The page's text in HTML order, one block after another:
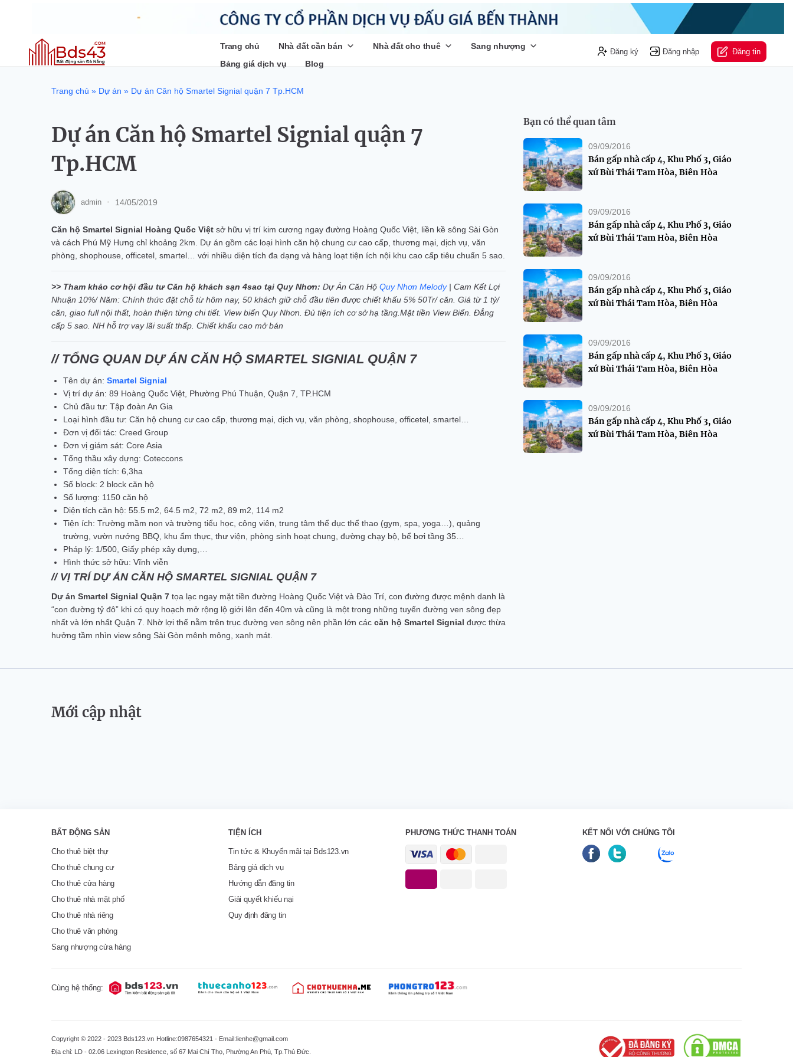
Trang chủ Nhà đất cần bán Nhà đất cho thuê
Sang nhượng
Bảng giá dịch vụ
Blog
Đăng ký Đăng nhập Đăng tin
Trang chủ » Dự án » Dự án Căn hộ Smartel Signial quận 7 Tp.HCM
Dự án Căn hộ Smartel Signial quận 7
Tp.HCM
admin 14/05/2019
Căn hộ Smartel Signial Hoàng Quốc Việt sở hữu vị trí kim cương ngay đường Hoàng Quốc Việt, liền kề sông Sài Gòn
và cách Phú Mỹ Hưng chỉ khoảng 2km. Dự án gồm các loại hình căn hộ chung cư cao cấp, thương mại, dịch vụ, văn
phòng, shophouse, officetel, smartel… với nhiều diện tích đa dạng và hàng loạt tiện ích nội khu cao cấp tiêu chuẩn 5 sao.
>> Tham khảo cơ hội đầu tư Căn hộ khách sạn 4sao tại Quy Nhơn: Dự Án Căn Hộ Quy Nhơn Melody| Cam Kết Lợi
Nhuận 10%/ Năm‎: Chính thức đặt chỗ từ hôm nay, 50 khách giữ chỗ đầu tiên được chiết khấu 5% 50Tr/ căn. Giá từ 1 tỷ/
căn, giao full nội thất, hoàn thiện từng chi tiết. View biển Quy Nhơn. Đủ tiện ích cơ sở hạ tầng.Mặt tiền View Biển. Đẳng
cấp 5 sao. NH hỗ trợ vay lãi suất thấp. Chiết khấu cao mở bán
// TỔNG QUAN DỰ ÁN CĂN HỘ SMARTEL SIGNIAL QUẬN 7
Tên dự án: Smartel Signial
Vị trí dự án: 89 Hoàng Quốc Việt, Phường Phú Thuận, Quận 7, TP.HCM
Chủ đầu tư: Tập đoàn An Gia
Loại hình đầu tư: Căn hộ chung cư cao cấp, thương mại, dịch vụ, văn phòng, shophouse, officetel, smartel…
Đơn vị đối tác: Creed Group
Đơn vị giám sát: Core Asia
Tổng thầu xây dựng: Coteccons
Tổng diện tích: 6,3ha
Số block: 2 block căn hộ
Số lượng: 1150 căn hộ
Diện tích căn hộ: 55.5 m2, 64.5 m2, 72 m2, 89 m2, 114 m2
Tiện ích: Trường mầm non và trường tiểu học, công viên, trung tâm thể dục thể thao (gym, spa, yoga…), quảng
trường, vườn nướng BBQ, khu ẩm thực, thư viện, phòng sinh hoạt chung, đường chạy bộ, bể bơi tầng 35…
Pháp lý: 1/500, Giấy phép xây dựng,…
Hình thức sở hữu: Vĩnh viễn
// VỊ TRÍ DỰ ÁN CĂN HỘ SMARTEL SIGNIAL QUẬN 7
Dự án Smartel Signial Quận 7 tọa lạc ngay mặt tiền đường Hoàng Quốc Việt và Đào Trí, con đường được mệnh danh là
“con đường tỷ đô” khi có quy hoạch mở rộng lộ giới lên đến 40m và cũng là một trong những tuyến đường ven sông đẹp
nhất và lớn nhất Quận 7. Nhờ lợi thế nằm trên trục đường ven sông nên phần lớn các căn hộ Smartel Signial được thừa
hưởng tầm nhìn view sông Sài Gòn mênh mông, xanh mát.
Bạn có thể quan tâm
09/09/2016
Bán gấp nhà cấp 4, Khu Phố 3, Giáo
xứ Bùi Thái Tam Hòa, Biên Hòa
09/09/2016
Bán gấp nhà cấp 4, Khu Phố 3, Giáo
xứ Bùi Thái Tam Hòa, Biên Hòa
09/09/2016
Bán gấp nhà cấp 4, Khu Phố 3, Giáo
xứ Bùi Thái Tam Hòa, Biên Hòa
09/09/2016
Bán gấp nhà cấp 4, Khu Phố 3, Giáo
xứ Bùi Thái Tam Hòa, Biên Hòa
09/09/2016
Bán gấp nhà cấp 4, Khu Phố 3, Giáo
xứ Bùi Thái Tam Hòa, Biên Hòa
Mới cập nhật
BẤT ĐỘNG SẢN
Cho thuê biệt thự
Cho thuê chung cư
Cho thuê cửa hàng
Cho thuê nhà mặt phố
Cho thuê nhà riêng
Cho thuê văn phòng
Sang nhượng cửa hàng
TIỆN ÍCH
Tin tức & Khuyến mãi tại Bds123.vn
Bảng giá dịch vụ
Hướng dẫn đăng tin
Giải quyết khiếu nại
Quy định đăng tin
PHƯƠNG THỨC THANH TOÁN KẾT NỐI VỚI CHÚNG TÔI
Cùng hệ thống:
Copyright © 2022 - 2023 Bds123.vn Hotline:0987654321 - Email:lienhe@gmail.com
Địa chỉ: LD - 02.06 Lexington Residence, số 67 Mai Chí Thọ, Phường An Phú, Tp.Thủ Đức.